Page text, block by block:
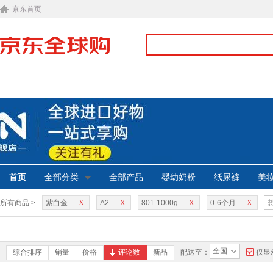
京东首页
首页 全部分类 全部产品 婴幼奶粉 纸尿裤 美
所有商品 > X
紫白金 X
A2 X
801-1000g X
0-6个月
综合排序 销量 价格 评论数 新品 配送至： 全国 仅显